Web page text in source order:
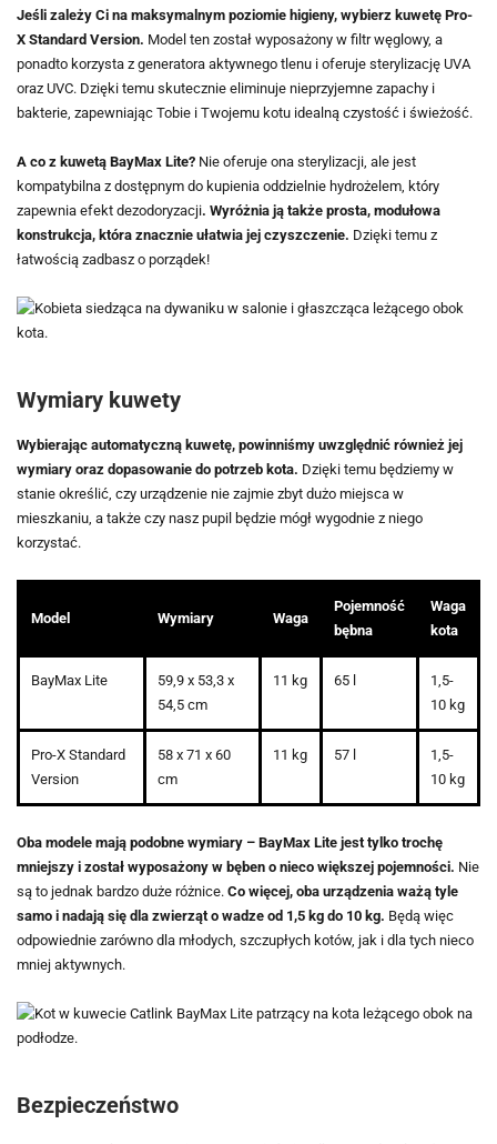
Jeśli zależy Ci na maksymalnym poziomie higieny, wybierz kuwetę Pro-
X Standard Version. Model ten został wyposażony w filtr węglowy, a
ponadto korzysta z generatora aktywnego tlenu i oferuje sterylizację UVA
oraz UVC. Dzięki temu skutecznie eliminuje nieprzyjemne zapachy i
bakterie, zapewniając Tobie i Twojemu kotu idealną czystość i świeżość.
A co z kuwetą BayMax Lite? Nie oferuje ona sterylizacji, ale jest
kompatybilna z dostępnym do kupienia oddzielnie hydrożelem, który
zapewnia efekt dezodoryzacji. Wyróżnia ją także prosta, modułowa
konstrukcja, która znacznie ułatwia jej czyszczenie. Dzięki temu z
łatwością zadbasz o porządek!
Wymiary kuwety
Wybierając automatyczną kuwetę, powinniśmy uwzględnić również jej
wymiary oraz dopasowanie do potrzeb kota. Dzięki temu będziemy w
stanie określić, czy urządzenie nie zajmie zbyt dużo miejsca w
mieszkaniu, a także czy nasz pupil będzie mógł wygodnie z niego
korzystać.
Model Wymiary Waga
Pojemność
bębna
Waga
kota
BayMax Lite
59,9 x 53,3 x
54,5 cm
11 kg 65 l
1,5-
10 kg
Pro-X Standard
Version
58 x 71 x 60
cm
11 kg 57 l
1,5-
10 kg
Oba modele mają podobne wymiary – BayMax Lite jest tylko trochę
mniejszy i został wyposażony w bęben o nieco większej pojemności. Nie
są to jednak bardzo duże różnice. Co więcej, oba urządzenia ważą tyle
samo i nadają się dla zwierząt o wadze od 1,5 kg do 10 kg. Będą więc
odpowiednie zarówno dla młodych, szczupłych kotów, jak i dla tych nieco
mniej aktywnych.
Bezpieczeństwo